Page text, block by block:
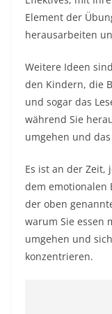
Element der
herausarbeiten
Weitere Ideen
den Kindern, die
und sogar das
während Sie
umgehen und
Es ist an der Zeit,
dem emotionalen
der oben
warum Sie essen
umgehen und
konzentrieren.